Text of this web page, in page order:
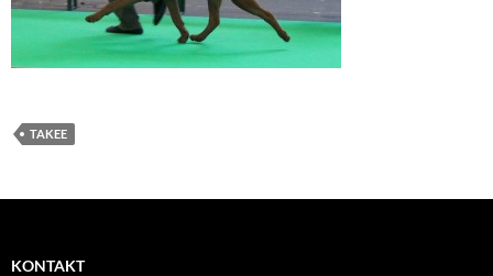
TAKEE
KONTAKT